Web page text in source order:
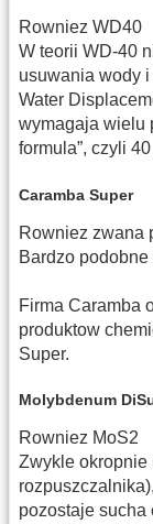
Rowniez WD40
W teorii WD-40
usuwania wody
Water
wymagaja wielu
formula”, czyli
Caramba Super
Rowniez zwana
Bardzo
Firma Caramba
produktow
Super.
Molybdenum
Rowniez MoS2
Zwykle okropnie
pozostaje sucha